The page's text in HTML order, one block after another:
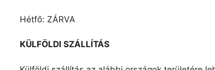
Hétfő: ZÁRVA
KÜLFÖLDI SZÁLLÍTÁS